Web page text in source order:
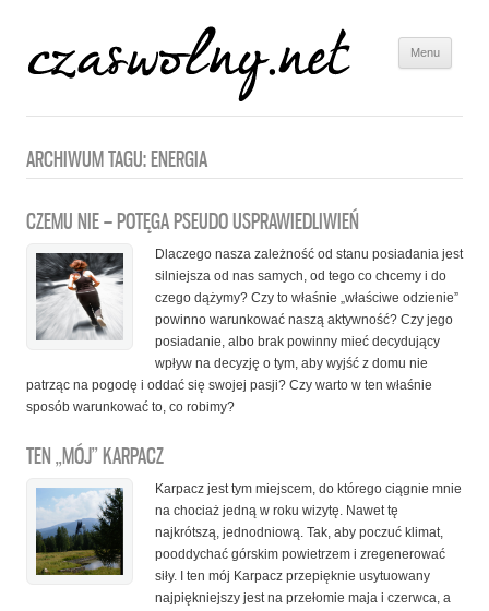
Menu
ARCHIWUM TAGU:ENERGIA
CZEMU NIE – POTĘGA PSEUDO USPRAWIEDLIWIEŃ
Dlaczego nasza zależność od stanu posiadania jest
silniejsza od nas samych, od tego co chcemy i do
czego dążymy? Czy to właśnie „właściwe odzienie”
powinno warunkować naszą aktywność? Czy jego
posiadanie, albo brak powinny mieć decydujący
wpływ na decyzję o tym, aby wyjść z domu nie
patrząc na pogodę i oddać się swojej pasji? Czy warto w ten właśnie
sposób warunkować to, co robimy?
TEN „MÓJ” KARPACZ
Karpacz jest tym miejscem, do którego ciągnie mnie
na chociaż jedną w roku wizytę. Nawet tę
najkrótszą, jednodniową. Tak, aby poczuć klimat,
pooddychać górskim powietrzem i zregenerować
siły. I ten mój Karpacz przepięknie usytuowany
najpiękniejszy jest na przełomie maja i czerwca, a